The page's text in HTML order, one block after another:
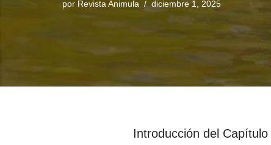
por Revista Animula diciembre 1, 2025
Introducción del Capítulo